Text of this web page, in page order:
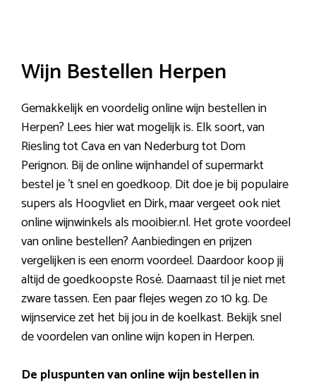
Wijn Bestellen Herpen
Gemakkelijk en voordelig online wijn bestellen in
Herpen? Lees hier wat mogelijk is. Elk soort, van
Riesling tot Cava en van Nederburg tot Dom
Perignon. Bij de online wijnhandel of supermarkt
bestel je ’t snel en goedkoop. Dit doe je bij populaire
supers als Hoogvliet en Dirk, maar vergeet ook niet
online wijnwinkels als mooibier.nl. Het grote voordeel
van online bestellen? Aanbiedingen en prijzen
vergelijken is een enorm voordeel. Daardoor koop jij
altijd de goedkoopste Rosé. Daarnaast til je niet met
zware tassen. Een paar flejes wegen zo 10 kg. De
wijnservice zet het bij jou in de koelkast. Bekijk snel
de voordelen van online wijn kopen in Herpen.
De pluspunten van online wijn bestellen in